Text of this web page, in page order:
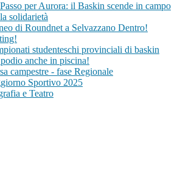
per Aurora: il Baskin scende in campo
solidarietà
di Roundnet a Selvazzano Dentro!
studenteschi provinciali di baskin
anche in piscina!
campestre - fase Regionale
Sportivo 2025
e Teatro